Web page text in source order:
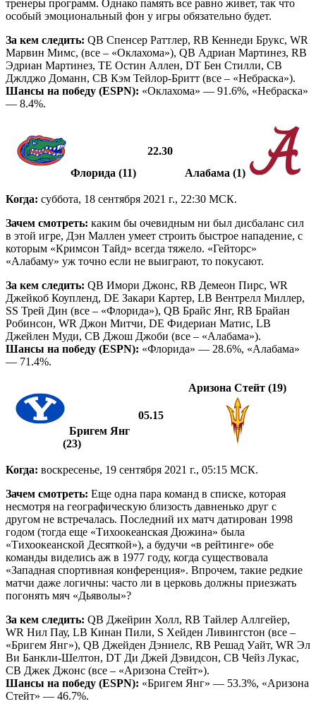
тренеры программ. Однако память все равно живет, так что
особый эмоциональный фон у игры обязательно будет.
За кем следить: QB Спенсер Раттлер, RB Кеннеди Брукс, WR
Марвин Мимс, (все – «Оклахома»), QB Адриан Мартинез, RB
Эдриан Мартинез, TE Остин Аллен, DT Бен Стилли, CB
Джлджо Доманн, CB Кэм Тейлор-Бритт (все – «Небраска»).
Шансы на победу (ESPN): «Оклахома» — 91.6%, «Небраска»
— 8.4%.
Флорида (11)
22.30
Алабама (1)
Когда: суббота, 18 сентября 2021 г., 22:30 МСК.
Зачем смотреть: каким бы очевидным ни был дисбаланс сил
в этой игре, Дэн Маллен умеет строить быстрое нападение, с
которым «Кримсон Тайд» всегда тяжело. «Гейторс»
«Алабаму» уж точно если не выиграют, то покусают.
За кем следить: QB Имори Джонс, RB Демеон Пирс, WR
Джейкоб Коупленд, DE Закари Картер, LB Вентрелл Миллер,
SS Трей Дин (все – «Флорида»), QB Брайс Янг, RB Брайан
Робинсон, WR Джон Митчи, DE Фидериан Матис, LB
Джейлен Муди, CB Джош Джоби (все – «Алабама»).
Шансы на победу (ESPN): «Флорида» — 28.6%, «Алабама»
— 71.4%.
Бригем Янг
(23)
05.15
Аризона Стейт (19)
Когда: воскресенье, 19 сентября 2021 г., 05:15 МСК.
Зачем смотреть: Еще одна пара команд в списке, которая
несмотря на географическую близость давненько друг с
другом не встречалась. Последний их матч датирован 1998
годом (тогда еще «Тихоокеанская Дюжина» была
«Тихоокеанской Десяткой»), а будучи «в рейтинге» обе
команды виделись аж в 1977 году, когда существовала
«Западная спортивная конференция». Впрочем, такие редкие
матчи даже логичны: часто ли в церковь должны приезжать
погонять мяч «Дьяволы»?
За кем следить: QB Джейрин Холл, RB Тайлер Аллгейер,
WR Нил Пау, LB Кинан Пили, S Хейден Ливингстон (все –
«Бригем Янг»), QB Джейден Дэниелс, RB Решад Уайт, WR Эл
Ви Банкли-Шелтон, DT Ди Джей Дэвидсон, CB Чейз Лукас,
CB Джек Джонс (все – «Аризона Стейт»).
Шансы на победу (ESPN): «Бригем Янг» — 53.3%, «Аризона
Стейт» — 46.7%.